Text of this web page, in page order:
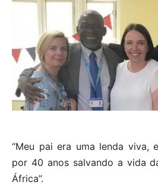
“Meu pai era uma lenda viva,
por 40 anos salvando a vida
África”.